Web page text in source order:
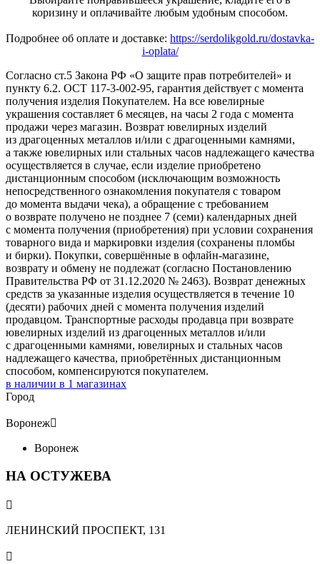
коризину и оплачивайте любым удобным способом.
Подробнее об оплате и доставке: https://serdolikgold.ru/dostavka-
i-oplata/
Согласно ст.5 Закона РФ «О защите прав потребителей» и
пункту 6.2. ОСТ 117-3-002-95, гарантия действует с момента
получения изделия Покупателем. На все ювелирные
украшения составляет 6 месяцев, на часы 2 года с момента
продажи через магазин. Возврат ювелирных изделий
из драгоценных металлов и/или с драгоценными камнями,
а также ювелирных или стальных часов надлежащего качества
осуществляется в случае, если изделие приобретено
дистанционным способом (исключающим возможность
непосредственного ознакомления покупателя с товаром
до момента выдачи чека), а обращение с требованием
о возврате получено не позднее 7 (семи) календарных дней
с момента получения (приобретения) при условии сохранения
товарного вида и маркировки изделия (сохранены пломбы
и бирки). Покупки, совершённые в офлайн-магазине,
возврату и обмену не подлежат (согласно Постановлению
Правительства РФ от 31.12.2020 № 2463). Возврат денежных
средств за указанные изделия осуществляется в течение 10
(десяти) рабочих дней с момента получения изделий
продавцом. Транспортные расходы продавца при возврате
ювелирных изделий из драгоценных металлов и/или
с драгоценными камнями, ювелирных и стальных часов
надлежащего качества, приобретённых дистанционным
способом, компенсируются покупателем.
в наличии в 1 магазинах
Город
Воронеж
Воронеж
НА ОСТУЖЕВА

ЛЕНИНСКИЙ ПРОСПЕКТ, 131
